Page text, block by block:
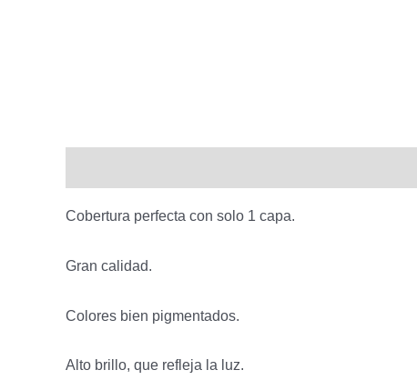
Cobertura perfecta con solo 1 capa.
Gran calidad.
Colores bien pigmentados.
Alto brillo, que refleja la luz.